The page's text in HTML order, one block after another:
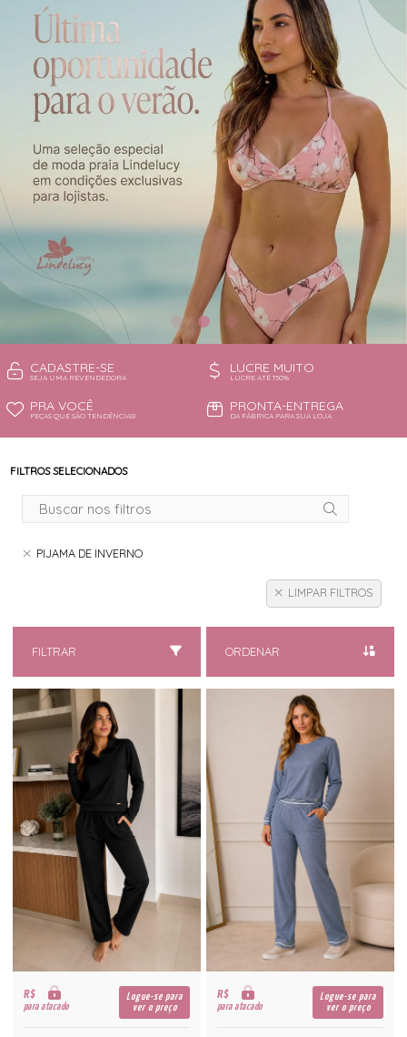
CONJUNTO
CONJUNTO BIQUÍNI
PIJAMA DE VERÃO
ROBE
TOP
TODOS DE OUTLET
CADASTRE-SE
SEJA UMA REVENDEDORA
LUCRE MUITO
LUCRE ATÉ 150%
PRA VOCÊ
PEÇAS QUE SÃO TENDÊNCIAS!
PRONTA-ENTREGA
DA FÁBRICA PARA SUA LOJA
FILTROS SELECIONADOS
PIJAMA DE INVERNO
LIMPAR FILTROS
FILTRAR ORDENAR
R$
para atacado
Logue-se para
ver o preço
R$
para atacado
Logue-se para
ver o preço